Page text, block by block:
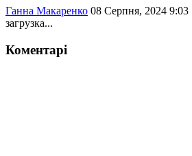
Ганна Макаренко 08 Серпня, 2024 9:03
загрузка...
Коментарі